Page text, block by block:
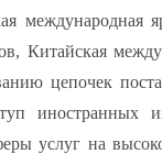
международная
Китайская
цепочек
иностранных
услуг на